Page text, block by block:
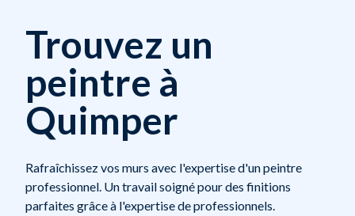
Trouvez un
peintre à
Quimper
Rafraîchissez vos murs avec l'expertise d'un peintre
professionnel. Un travail soigné pour des finitions
parfaites grâce à l'expertise de professionnels.